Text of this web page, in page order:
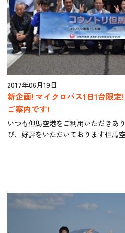
2017年06月19日
新企画! マイクロバス1日1台限
ご案内です!
いつも但馬空港をご利用いただきあ
び、好評をいただいております但馬